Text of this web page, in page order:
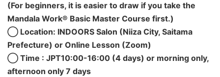
(For beginners, it is easier to draw if you take the
Mandala Work® Basic Master Course first.)
◯ Location: INDOORS Salon (Niiza City, Saitama
Prefecture) or Online Lesson (Zoom)
◯ Time : JPT10:00-16:00 (4 days) or morning only,
afternoon only 7 days